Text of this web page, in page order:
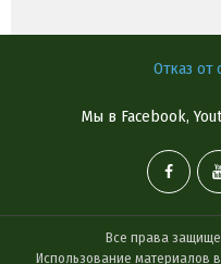
Отказ от
Мы в Facebook,
Все права
Использование материалов